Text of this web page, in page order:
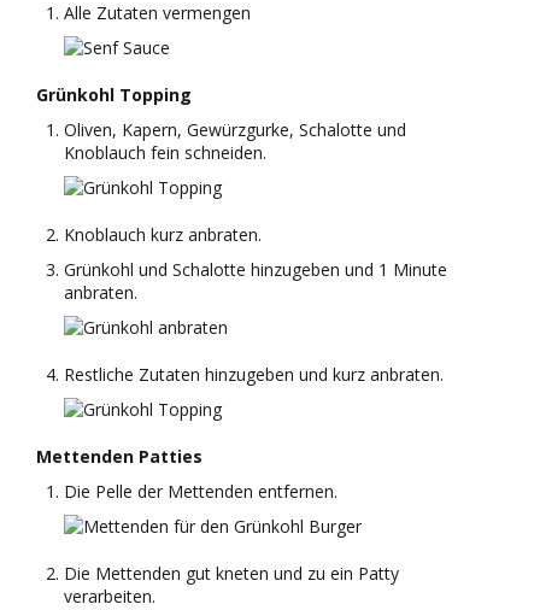
Alle Zutaten vermengen
Grünkohl Topping
Oliven, Kapern, Gewürzgurke, Schalotte und
Knoblauch fein schneiden.
Knoblauch kurz anbraten.
Grünkohl und Schalotte hinzugeben und 1 Minute
anbraten.
Restliche Zutaten hinzugeben und kurz anbraten.
Mettenden Patties
Die Pelle der Mettenden entfernen.
Die Mettenden gut kneten und zu ein Patty
verarbeiten.